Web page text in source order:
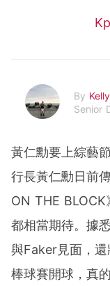
By Kelly
Senior
黃仁勳要上綜藝
行長黃仁勳日前
ON THE BLOCK
都相當期待。據
與Faker見面，還
棒球賽開球，真